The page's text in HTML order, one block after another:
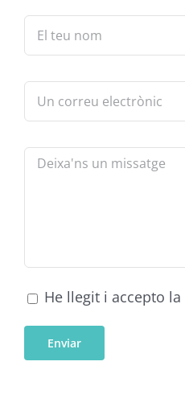
He llegit i accepto la